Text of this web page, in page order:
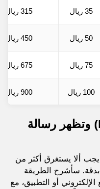
35 ريال 315 ريال
50 ريال 450 ريال
75 ريال 675 ريال
100 ريال 900 ريال
كيف تطبق الكود (PT61) وتظهر رسالة
ألا يستغرق أكثر من
سأشرح الطريقة
أو التطبيق، مع